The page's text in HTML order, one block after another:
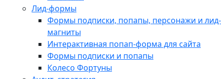
Лид-формы
Формы подписки, попапы, персонажи и лид-
магниты
Интерактивная попап-форма для сайта
Формы подписки и попапы
Колесо Фортуны